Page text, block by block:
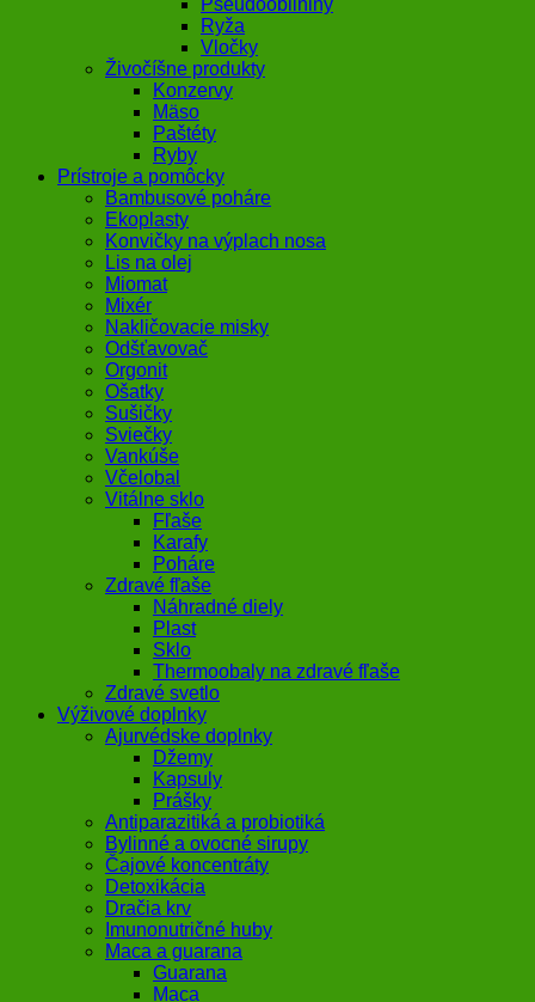
Pseudoobilniny
Ryža
Vločky
Živočíšne produkty
Konzervy
Mäso
Paštéty
Ryby
Prístroje a pomôcky
Bambusové poháre
Ekoplasty
Konvičky na výplach nosa
Lis na olej
Miomat
Mixér
Nakličovacie misky
Odšťavovač
Orgonit
Ošatky
Sušičky
Sviečky
Vankúše
Včelobal
Vitálne sklo
Fľaše
Karafy
Poháre
Zdravé fľaše
Náhradné diely
Plast
Sklo
Thermoobaly na zdravé fľaše
Zdravé svetlo
Výživové doplnky
Ajurvédske doplnky
Džemy
Kapsuly
Prášky
Antiparazitiká a probiotiká
Bylinné a ovocné sirupy
Čajové koncentráty
Detoxikácia
Dračia krv
Imunonutričné huby
Maca a guarana
Guarana
Maca